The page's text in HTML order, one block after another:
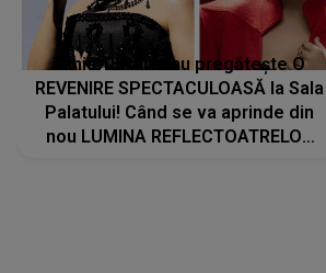
Tania Turtureanu pregătește O
REVENIRE SPECTACULOASĂ la Sala
Palatului! Când se va aprinde din
nou LUMINA REFLECTOATRELOR